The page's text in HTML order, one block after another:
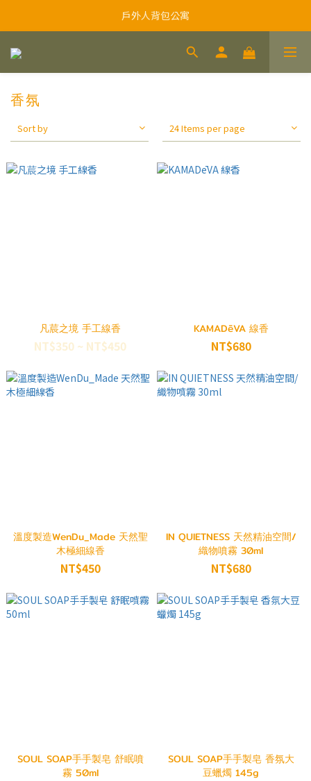
戶外人背包公寓
香氛
Sort by 24 Items per page
凡莀之境 手工線香
NT$350 ~ NT$450
KAMADēVA 線香
NT$680
溫度製造WenDu_Made 天然聖
木極細線香
NT$450
IN QUIETNESS 天然精油空間/
織物噴霧 30ml
NT$680
SOUL SOAP手手製皂 舒眠噴
霧 50ml
SOUL SOAP手手製皂 香氛大
豆蠟燭 145g